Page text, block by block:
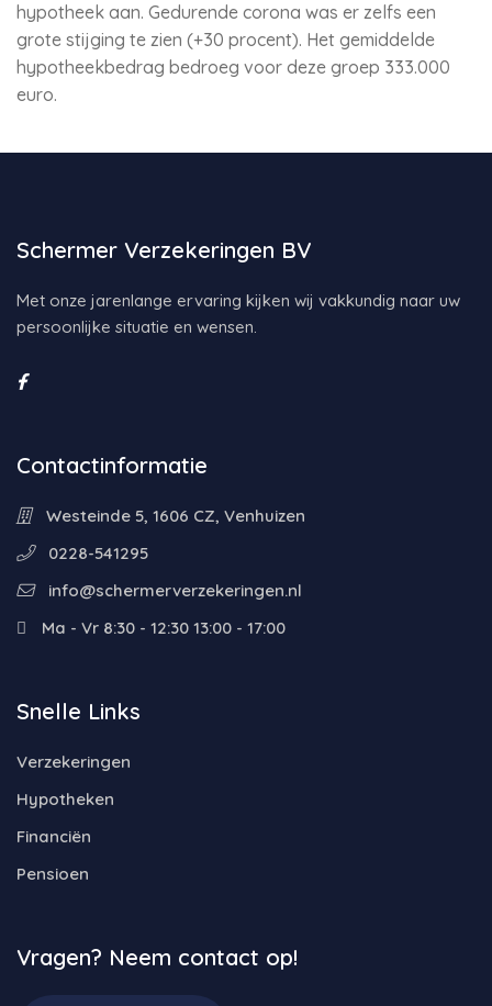
hypotheek aan. Gedurende corona was er zelfs een
grote stijging te zien (+30 procent). Het gemiddelde
hypotheekbedrag bedroeg voor deze groep 333.000
euro.
Schermer Verzekeringen BV
Met onze jarenlange ervaring kijken wij vakkundig naar uw
persoonlijke situatie en wensen.
Contactinformatie
Westeinde 5, 1606 CZ, Venhuizen
0228-541295
info@schermerverzekeringen.nl
Ma - Vr 8:30 - 12:30 13:00 - 17:00
Snelle Links
Verzekeringen
Hypotheken
Financiën
Pensioen
Vragen? Neem contact op!